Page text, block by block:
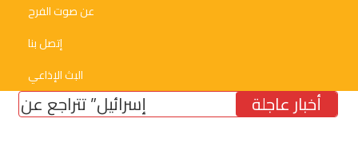
عن صوت الفرح
إتصل بنا
البث الإذاعي
أخبار عاجلة “إسرائيل” تتراجع عن